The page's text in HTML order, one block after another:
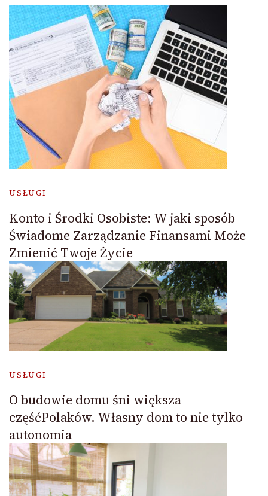
USŁUGI
Konto i Środki Osobiste: W jaki sposób
Świadome Zarządzanie Finansami Może
Zmienić Twoje Życie
USŁUGI
O budowie domu śni większa
częśćPolaków. Własny dom to nie tylko
autonomia